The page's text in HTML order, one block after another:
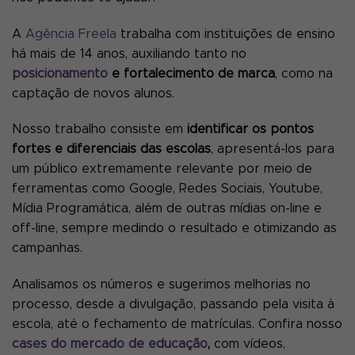
A Agência Freela trabalha com instituições de ensino
há mais de 14 anos, auxiliando tanto no
posicionamento e fortalecimento de marca, como na
captação de novos alunos.
Nosso trabalho consiste em identificar os pontos
fortes e diferenciais das escolas, apresentá-los para
um público extremamente relevante por meio de
ferramentas como Google, Redes Sociais, Youtube,
Mídia Programática, além de outras mídias on-line e
off-line, sempre medindo o resultado e otimizando as
campanhas.
Analisamos os números e sugerimos melhorias no
processo, desde a divulgação, passando pela visita à
escola, até o fechamento de matrículas. Confira nosso
cases do mercado de educação, com vídeos,